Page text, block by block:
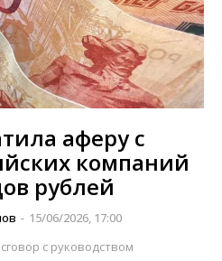
аферу с
компаний
рублей
- 15/06/2026, 17:00
с руководством